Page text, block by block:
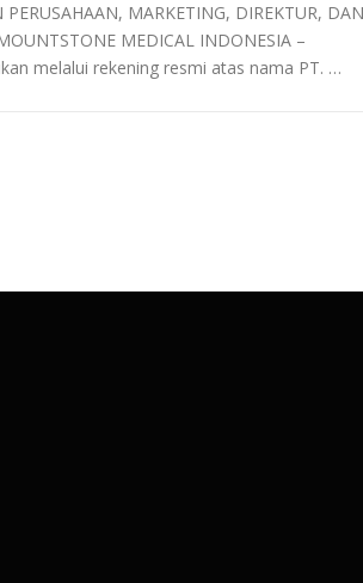
MARKETING, DIREKTUR, DAN
MEDICAL INDONESIA –
melalui rekening resmi atas nama PT. …